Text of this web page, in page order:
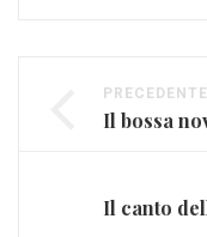
PRECEDENTE